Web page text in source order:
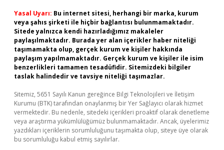
Yasal Uyarı: Bu internet sitesi, herhangi bir marka, kurum
veya şahıs şirketi ile hiçbir bağlantısı bulunmamaktadır.
Sitede yalnızca kendi hazırladığımız makaleler
paylaşılmaktadır. Burada yer alan içerikler haber niteliği
taşımamakta olup, gerçek kurum ve kişiler hakkında
paylaşım yapılmamaktadır. Gerçek kurum ve kişiler ile isim
benzerlikleri tamamen tesadüfidir. Sitemizdeki bilgiler
taslak halindedir ve tavsiye niteliği taşımazlar.
Sitemiz, 5651 Sayılı Kanun gereğince Bilgi Teknolojileri ve İletişim
Kurumu (BTK) tarafından onaylanmış bir Yer Sağlayıcı olarak hizmet
vermektedir. Bu nedenle, sitedeki içerikleri proaktif olarak denetleme
veya araştırma yükümlülüğümüz bulunmamaktadır. Ancak, üyelerimiz
yazdıkları içeriklerin sorumluluğunu taşımakta olup, siteye üye olarak
bu sorumluluğu kabul etmiş sayılırlar.